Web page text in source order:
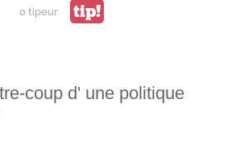
0 tipeur tip!
coup d' une politique